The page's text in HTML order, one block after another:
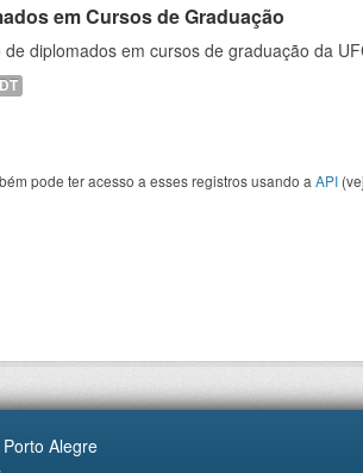
em Cursos de Graduação
de diplomados em cursos de graduação da
pode ter acesso a esses registros usando a API
Alegre